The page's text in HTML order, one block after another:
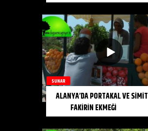
SUNAR
ALANYA’DA PORTAKAL VE SİMİT
FAKİRİN EKMEĞİ